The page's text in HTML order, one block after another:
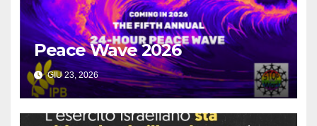
Peace Wave 2026
GIU 23, 2026